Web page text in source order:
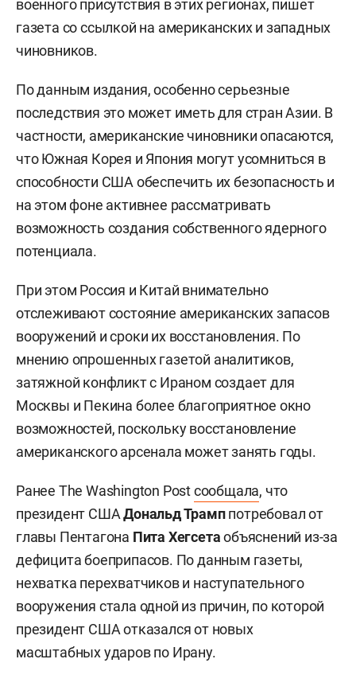
военного присутствия в этих регионах, пишет
газета со ссылкой на американских и западных
чиновников.
По данным издания, особенно серьезные
последствия это может иметь для стран Азии. В
частности, американские чиновники опасаются,
что Южная Корея и Япония могут усомниться в
способности США обеспечить их безопасность и
на этом фоне активнее рассматривать
возможность создания собственного ядерного
потенциала.
При этом Россия и Китай внимательно
отслеживают состояние американских запасов
вооружений и сроки их восстановления. По
мнению опрошенных газетой аналитиков,
затяжной конфликт с Ираном создает для
Москвы и Пекина более благоприятное окно
возможностей, поскольку восстановление
американского арсенала может занять годы.
Ранее The Washington Postсообщала, что
президент СШАДональд Трамппотребовал от
главы Пентагона Пита Хегсетаобъяснений из-за
дефицита боеприпасов. По данным газеты,
нехватка перехватчиков и наступательного
вооружения стала одной из причин, по которой
президент США отказался от новых
масштабных ударов по Ирану.